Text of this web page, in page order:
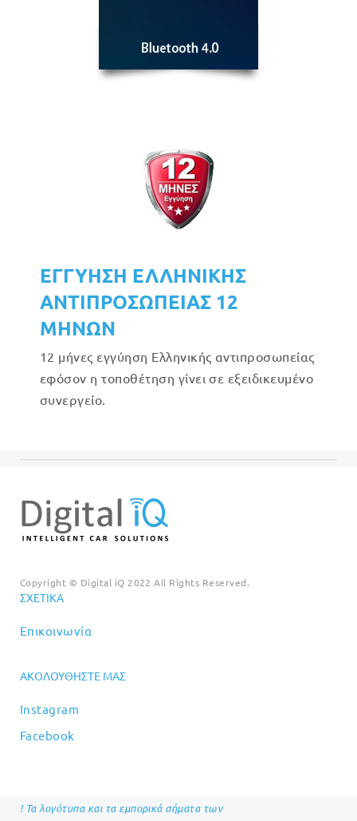
ΕΓΓΥΗΣΗ ΕΛΛΗΝΙΚΗΣ
ΑΝΤΙΠΡΟΣΩΠΕΙΑΣ 12
ΜΗΝΩΝ
12 μήνες εγγύηση Ελληνικής αντιπροσωπείας
εφόσον η τοποθέτηση γίνει σε εξειδικευμένο
συνεργείο.
Copyright © Digital iQ 2022 All Rights Reserved.
ΣΧΕΤΙΚΆ
Επικοινωνία
ΑΚΟΛΟΥΘΉΣΤΕ ΜΑΣ
Instagram
Facebook
! Τα λογότυπα και τα εμπορικά σήματα των